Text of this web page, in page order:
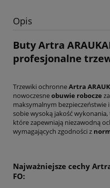
Opis
Buty Artra
profesjonalne
Trzewiki ochronneArtra
nowoczesneobuwie robocze
maksymalnym bezpieczeństwie
sobie wysoką jakość wykonania,
które zapewniają niezawodną
wymagających zgodności z
Najważniejsze cechy
FO: